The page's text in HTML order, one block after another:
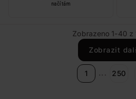
načítám
Zobrazeno 1-40 z
Zobrazit
1 ... 250